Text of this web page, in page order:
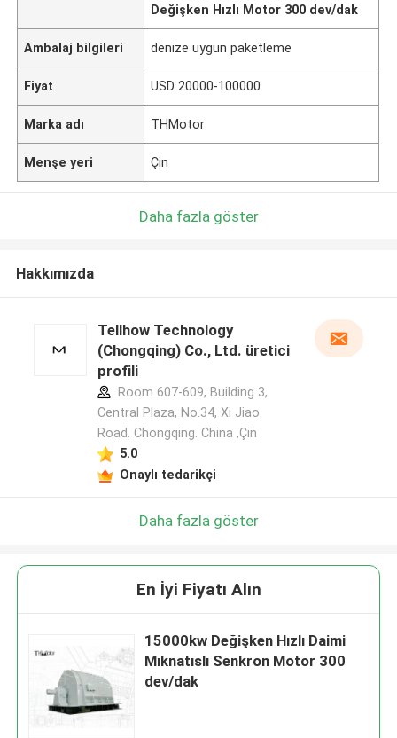
Değişken Hızlı Motor 300 dev/dak
Ambalaj bilgileri denize uygun paketleme
Fiyat USD 20000-100000
Marka adı THMotor
Menşe yeri Çin
Daha fazla göster
Hakkımızda
Tellhow Technology
(Chongqing) Co., Ltd. üretici
profili
Room 607-609, Building 3,
Central Plaza, No.34, Xi Jiao
Road. Chongqing. China ,Çin
5.0
Onaylı tedarikçi
Daha fazla göster
En İyi Fiyatı Alın
15000kw Değişken Hızlı Daimi
Mıknatıslı Senkron Motor 300
dev/dak